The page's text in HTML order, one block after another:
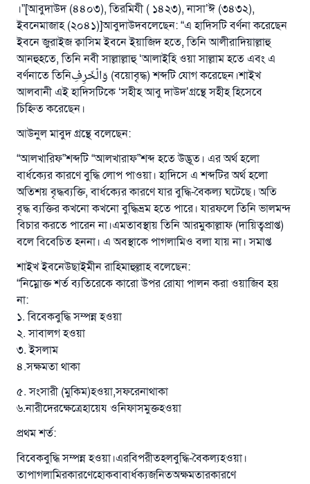
।”[আবুদাউদ (৪৪০৩), তিরমিযী ( ১৪২৩), নাসা’ঈ (৩৪৩২),
ইবনেমাজাহ (২০৪১)]আবুদাউদবলেছেন: “এ হাদিসটি বর্ণনা করেছেন
ইবনে জুরাইজ ক্বাসিম ইবনে ইয়াজিদ হতে, তিনি আলীরাদিয়াল্লাহু
আনহুহতে, তিনি নবী সাল্লাল্লাহু ‘আলাইহি ওয়া সাল্লাম হতে এবং এ
বর্ণনাতে তিনিوَالْخَرِفِ (বয়োবৃদ্ধ) শব্দটি যোগ করেছেন।শাইখ
আলবানী এই হাদিসটিকে ‘সহীহ আবু দাউদ’গ্রন্থে সহীহ হিসেবে
চিহ্নিত করেছেন।
আউনুল মাবুদ গ্রন্থে বলেছেন:
“আলখারিফ”শব্দটি “আলখারাফ”শব্দ হতে উদ্ভূত। এর অর্থ হলো
বার্ধক্যের কারণে বুদ্ধি লোপ পাওয়া। হাদিসে এ শব্দটির অর্থ হলো
অতিশয় বৃদ্ধব্যক্তি, বার্ধক্যের কারণে যার বুদ্ধি-বৈকল্য ঘটেছে। অতি
বৃদ্ধ ব্যক্তির কখনো কখনো বুদ্ধিভ্রম হতে পারে। যারফলে তিনি ভালমন্দ
বিচার করতে পারেন না।এমতাবস্থায় তিনি আরমুকাল্লাফ (দায়িত্বপ্রাপ্ত)
বলে বিবেচিত হননা। এ অবস্থাকে পাগলামিও বলা যায় না। সমাপ্ত
শাইখ ইবনেউছাইমীন রাহিমাহুল্লাহ বলেছেন:
“নিম্নোক্ত শর্ত ব্যতিরেকে কারো উপর রোযা পালন করা ওয়াজিব হয়
না:
১. বিবেকবুদ্ধি সম্পন্ন হওয়া
২. সাবালগ হওয়া
৩. ইসলাম
৪.সক্ষমতা থাকা
৫. সংসারী (মুকিম)হওয়া,সফরেনাথাকা
৬.নারীদেরক্ষেত্রেহায়েয ওনিফাসমুক্তহওয়া
প্রথম শর্ত:
বিবেকবুদ্ধি সম্পন্ন হওয়া।এরবিপরীতহলবুদ্ধি-বৈকল্যহওয়া।
তাপাগলামিরকারণেহোকবাবার্ধক্যজনিতঅক্ষমতারকারণে
উত্তর নম্বর ১১০৮৪৫ একটি বিবাহ রক্ষা
করেছিল।
উম্মাহকে উত্তর দিতে আমাদেরকে সহযোগিতা করুন
যে ব্যক্তি সৎ কর্মের পথ দেখাবে সে সৎকর্মকারীর সমান
এখনই শরীক হোন